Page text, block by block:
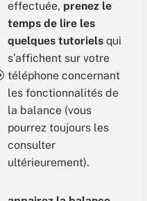
effectuée, prenez le
temps de lire les
quelques tutorielsqui
s’affichent sur votre
téléphone concernant
les fonctionnalités de
la balance (vous
pourrez toujours les
consulter
ultérieurement).